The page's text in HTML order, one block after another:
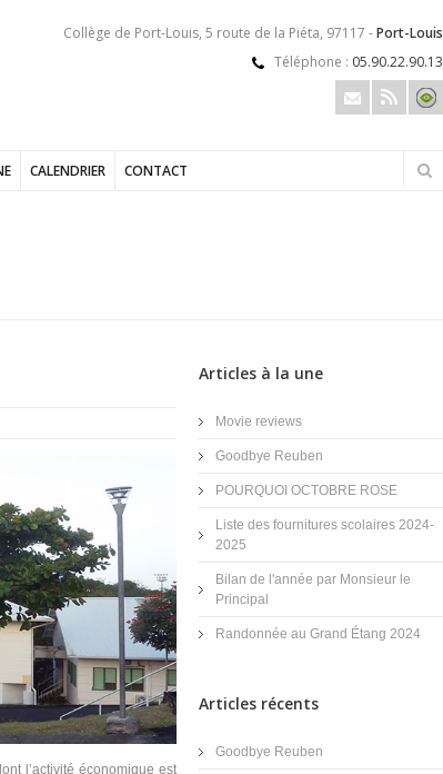
Collège de Port-Louis, 5 route de la Piéta, 97117 -Port-Louis
Téléphone : 05.90.22.90.13
CALENDRIER CONTACT
l’activité économique est
Articles à la une
Movie reviews
Goodbye Reuben
POURQUOI OCTOBRE ROSE
Liste des fournitures scolaires 2024-
2025
Bilan de l'année par Monsieur le
Principal
Randonnée au Grand Étang 2024
Articles récents
Goodbye Reuben